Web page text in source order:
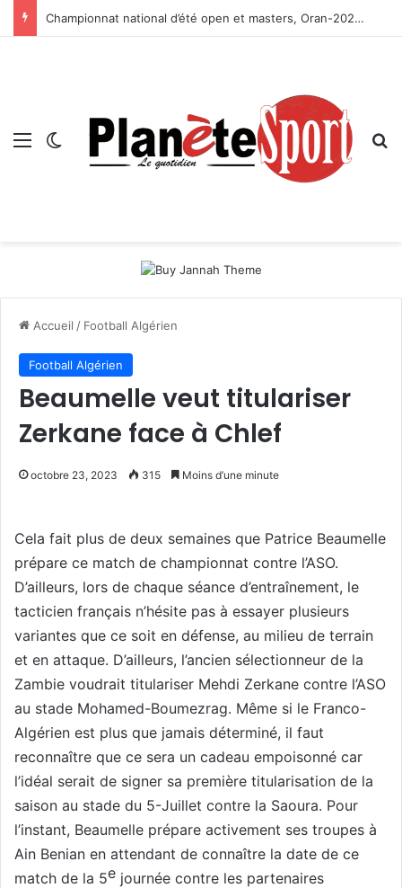
Championnat national d’été open et masters, Oran-2026 — Le CRB s’adjuge le titre
Menu Switch skin
Accueil / Football Algérien
Football Algérien
Beaumelle veut titulariser
Zerkane face à Chlef
octobre 23, 2023 315 Moins d’une minute
Cela fait plus de deux semaines que Patrice Beaumelle
prépare ce match de championnat contre l’ASO.
D’ailleurs, lors de chaque séance d’entraînement, le
tacticien français n’hésite pas à essayer plusieurs
variantes que ce soit en défense, au milieu de terrain
et en attaque. D’ailleurs, l’ancien sélectionneur de la
Zambie voudrait titulariser Mehdi Zerkane contre l’ASO
au stade Mohamed-Boumezrag. Même si le Franco-
Algérien est plus que jamais déterminé, il faut
reconnaître que ce sera un cadeau empoisonné car
l’idéal serait de signer sa première titularisation de la
saison au stade du 5-Juillet contre la Saoura. Pour
l’instant, Beaumelle prépare activement ses troupes à
Ain Benian en attendant de connaître la date de ce
match de la 5e journée contre les partenaires